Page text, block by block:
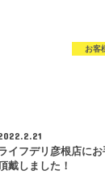
お客
イフデリ彦根店にお
戴しました！